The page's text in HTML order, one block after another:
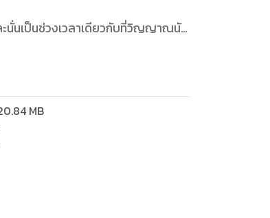
นั่นเป็นช่วงเวลาเดียวกับที่วิญญาณนัก
อนพิษซึ่งเป็นจุดเด่นของเธอได้หาย
ไยดี? แต่ไม่เป็นไร ทั้งทักษะการฆ่าและ
ลี้ยงกับบุตรสาวของฮูหยินรอง? ได้!
ดสามารถหนีรอดไปได้แน่แท้! ควบคุม
งต้องก้มกราบข้า!
MB